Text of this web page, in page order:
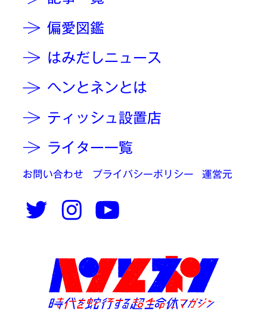
偏愛図鑑
はみだしニュース
ヘンとネンとは
ティッシュ設置店
ライター一覧
お問い合わせ プライバシーポリシー 運営元